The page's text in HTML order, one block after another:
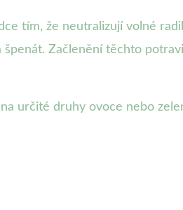
tím, že neutralizují volné
Začlenění těchto
určité druhy ovoce nebo